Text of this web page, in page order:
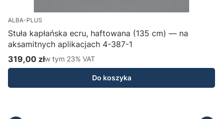
ALBA-PLUS
Stuła kapłańska ecru, haftowana (135 cm) — na
aksamitnych aplikacjach 4-387-1
Cena brutto
319,00 złw tym %s VAT
w tym 23% VAT
Do koszyka